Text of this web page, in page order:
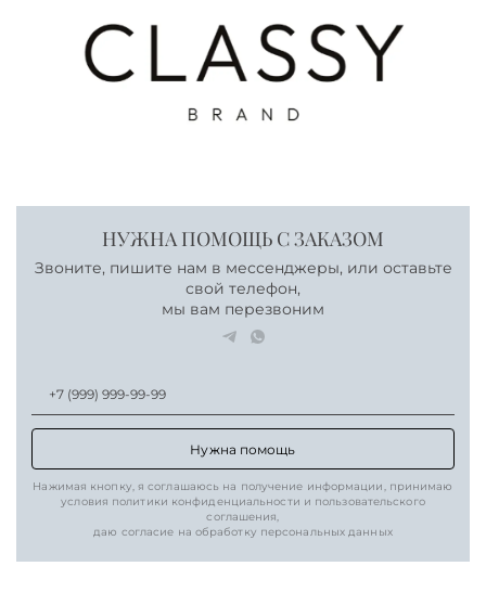
НУЖНА ПОМОЩЬ С ЗАКАЗОМ
Звоните, пишите нам в мессенджеры, или оставьте
свой телефон,
мы вам перезвоним
Нужна помощь
Нажимая кнопку, я соглашаюсь на получение информации, принимаю
условия политики конфиденциальности и пользовательского
соглашения,
даю согласие на обработку персональных данных